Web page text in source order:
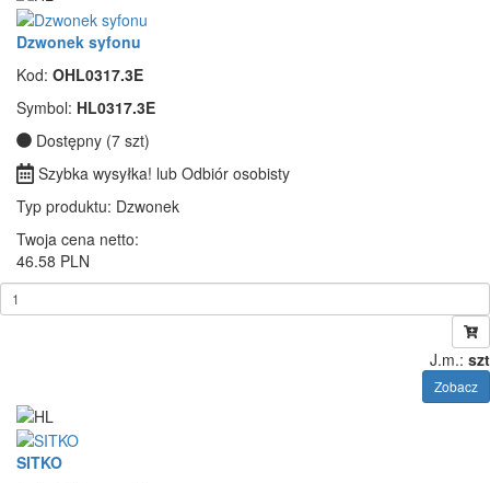
Dzwonek syfonu
Kod: OHL0317.3E
Symbol: HL0317.3E
Dostępny (7 szt)
Szybka wysyłka! lub Odbiór osobisty
Typ produktu: Dzwonek
Twoja cena netto:
46.58 PLN
J.m.: szt
Zobacz
SITKO